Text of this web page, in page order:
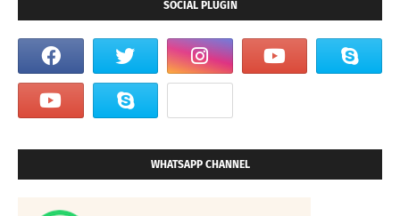
SOCIAL PLUGIN
WHATSAPP CHANNEL